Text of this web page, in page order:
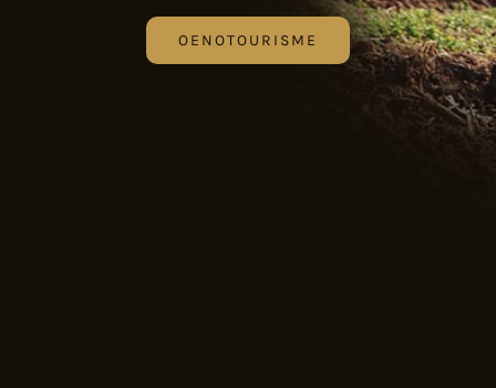
OENOTOURISME